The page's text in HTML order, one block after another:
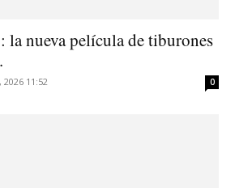
la nueva película de tiburones
2026 11:52 0